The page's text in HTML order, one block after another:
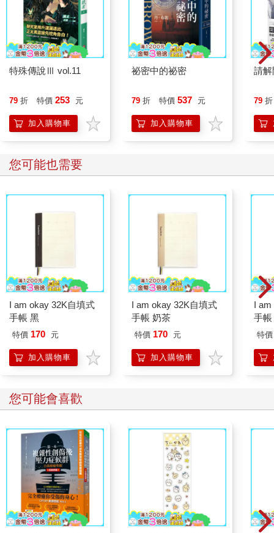
特殊傳說Ⅲ vol.11
79 折 特價 253 元
加入購物車
祕密中的祕密
79 折 特價 537 元
加入購物車
請解
79 折
您可能也需要
I am okay 32K自填式
手帳 黑
特價 170 元
加入購物車
I am okay 32K自填式
手帳 奶茶
特價 170 元
加入購物車
I am
手帳
特價
您可能會喜歡